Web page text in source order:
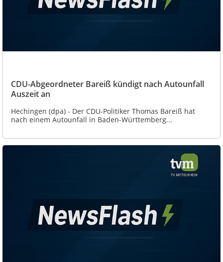
CDU-Abgeordneter Bareiß kündigt nach Autounfall
Auszeit an
Hechingen (dpa) - Der CDU-Politiker Thomas Bareiß hat
nach einem Autounfall in Baden-Württemberg...